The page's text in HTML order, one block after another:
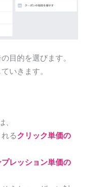
目的を選びます。
いきます。
るクリック単価の
プレッション単価の